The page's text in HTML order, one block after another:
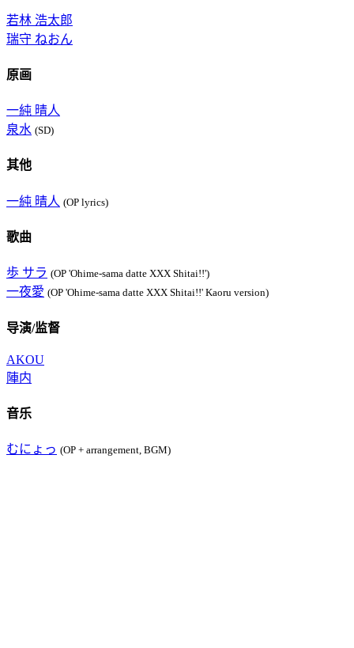
若林 浩太郎
瑞守 ねおん
原画
一純 晴人
泉水 (SD)
其他
一純 晴人 (OP lyrics)
歌曲
歩 サラ (OP 'Ohime-sama datte XXX Shitai!!')
一夜愛 (OP 'Ohime-sama datte XXX Shitai!!' Kaoru version)
导演/监督
AKOU
陣内
音乐
むにょっ (OP + arrangement, BGM)